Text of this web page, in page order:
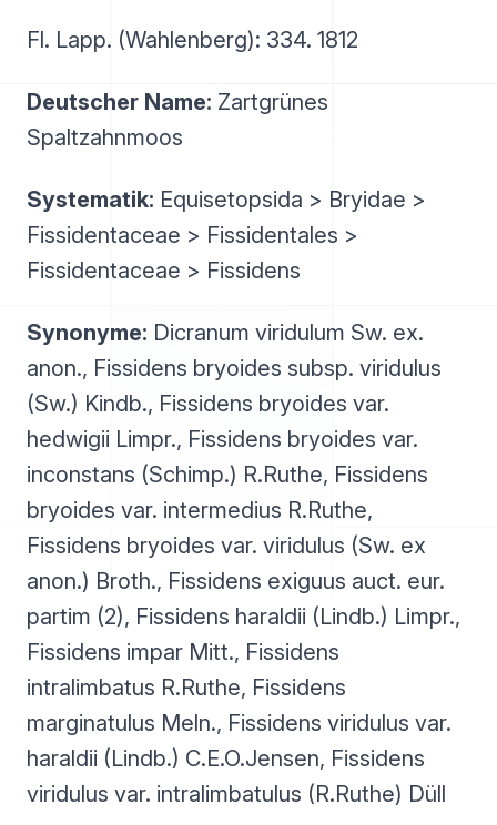
Fl. Lapp. (Wahlenberg): 334. 1812
Deutscher Name: Zartgrünes
Spaltzahnmoos
Systematik: Equisetopsida > Bryidae >
Fissidentaceae > Fissidentales >
Fissidentaceae > Fissidens
Synonyme: Dicranum viridulum Sw. ex.
anon., Fissidens bryoides subsp. viridulus
(Sw.) Kindb., Fissidens bryoides var.
hedwigii Limpr., Fissidens bryoides var.
inconstans (Schimp.) R.Ruthe, Fissidens
bryoides var. intermedius R.Ruthe,
Fissidens bryoides var. viridulus (Sw. ex
anon.) Broth., Fissidens exiguus auct. eur.
partim (2), Fissidens haraldii (Lindb.) Limpr.,
Fissidens impar Mitt., Fissidens
intralimbatus R.Ruthe, Fissidens
marginatulus Meln., Fissidens viridulus var.
haraldii (Lindb.) C.E.O.Jensen, Fissidens
viridulus var. intralimbatulus (R.Ruthe) Düll